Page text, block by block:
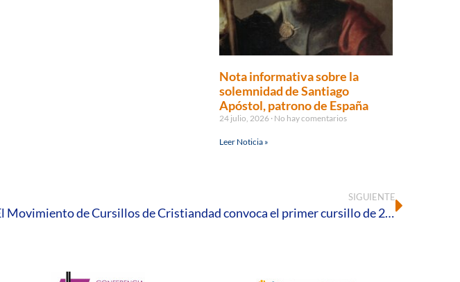
Nota informativa sobre la
solemnidad de Santiago
Apóstol, patrono de España
24 julio, 2026 No hay comentarios
Leer Noticia »
SIGUIENTE
El Movimiento de Cursillos de Cristiandad convoca el primer cursillo de 2026